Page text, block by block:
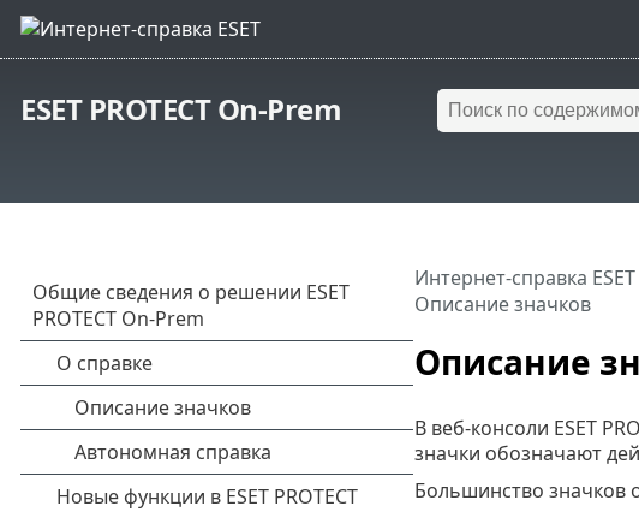
ESET PROTECT On-Prem
Описание
Интернет-справка ESET
Описание значков
В веб-консоли ESET
значки обозначают
Большинство значков